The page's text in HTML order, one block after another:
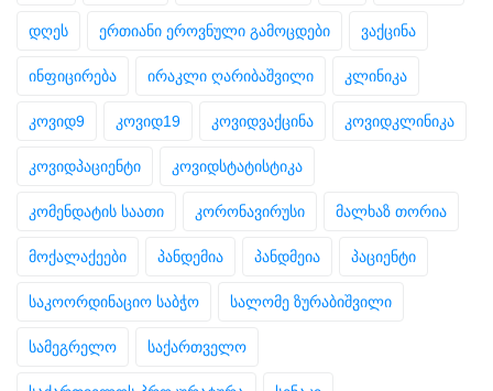
დღეს ერთიანი ეროვნული გამოცდები ვაქცინა
ინფიცირება ირაკლი ღარიბაშვილი კლინიკა
კოვიდ9 კოვიდ19 კოვიდვაქცინა კოვიდკლინიკა
კოვიდპაციენტი კოვიდსტატისტიკა
კომენდატის საათი კორონავირუსი მალხაზ თორია
მოქალაქეები პანდემია პანდმეია პაციენტი
საკოორდინაციო საბჭო სალომე ზურაბიშვილი
სამეგრელო საქართველო